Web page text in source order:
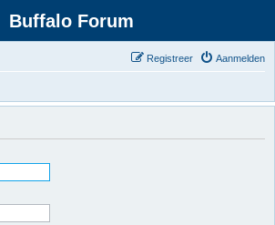
Buffalo Forum
Aanmelden
Registreer